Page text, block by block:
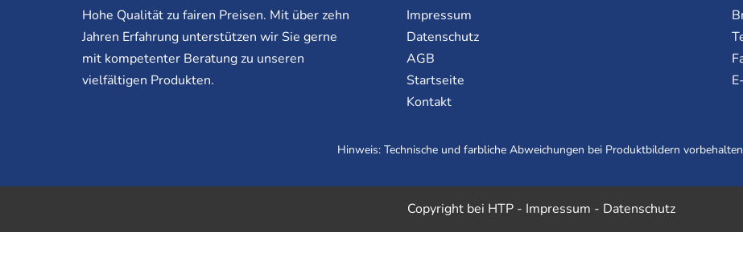
Hohe Qualität zu fairen Preisen. Mit über zehn
Jahren Erfahrung unterstützen wir Sie gerne
mit kompetenter Beratung zu unseren
vielfältigen Produkten.
Impressum
Datenschutz
AGB
Startseite
Kontakt
Hinweis: Technische und farbliche Abweichungen bei Produktbildern
Copyright bei HTP - Impressum - Datenschutz